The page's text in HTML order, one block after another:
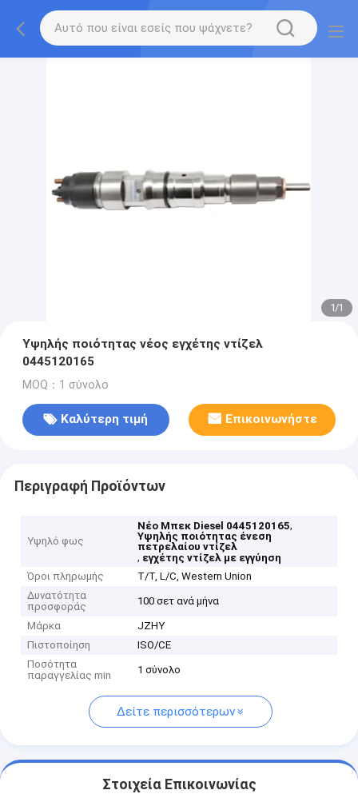
1/1
Υψηλής ποιότητας νέος εγχέτης ντίζελ
0445120165
MOQ：1 σύνολο
Καλύτερη τιμή Επικοινωνήστε
Περιγραφή Προϊόντων
Υψηλό φως
Νέο Μπεκ Diesel 0445120165,
Υψηλής ποιότητας ένεση
πετρελαίου ντίζελ
, εγχέτης ντίζελ με εγγύηση
Όροι πληρωμής
T/T, L/C, Western Union
Δυνατότητα
προσφοράς
100 σετ ανά μήνα
Μάρκα
JZHY
Πιστοποίηση
ISO/CE
Ποσότητα
παραγγελίας min
1 σύνολο
Δείτε περισσότερων
Στοιχεία Επικοινωνίας